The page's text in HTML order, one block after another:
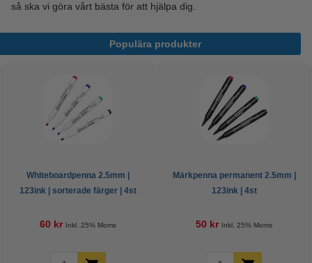
så ska vi göra vårt bästa för att hjälpa dig.
Populära produkter
Whiteboardpenna 2.5mm |
123ink | sorterade färger | 4st
60 kr Inkl. 25% Moms
Märkpenna permanent 2.5mm |
123ink | 4st
50 kr Inkl. 25% Moms